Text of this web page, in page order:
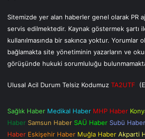
Sitemizde yer alan haberler genel olarak PR
servis edilmektedir. Kaynak göstermek şartı
kullanılmasında bir sakınca yoktur. Yorumlar
bağlamakta site yönetiminin yazarların ve
görüşünde hukuki sorumluluğu
Ulusal Acil Durum Telsiz Kodumuz TA2UTF
Sağlık Haber Medikal Haber MHP Haber
Haber Samsun Haber SAÜ Haber Subü Haber
Haber Eskişehir Haber Muğla Haber Akparti